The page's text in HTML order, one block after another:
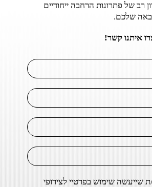
רב של פתרונות הרחבה ייחודיים
שלכם.
איתנו קשר!
שייעשה שימוש בפרטיי לצירופי